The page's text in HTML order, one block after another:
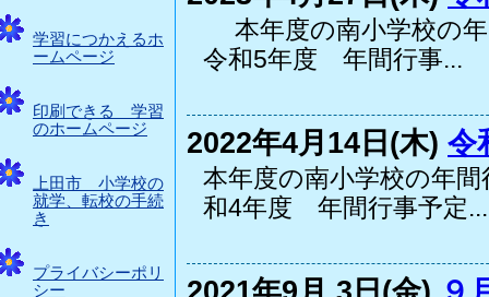
学習につかえるホ
ームページ
印刷できる 学習
のホームページ
上田市 小学校の
就学、転校の手続
き
プライバシーポリ
シー
本年度の南小学校の
令和5年度 年間行事...
2022年4月14日(木) 令
本年度の南小学校の年
和4年度 年間行事予定...